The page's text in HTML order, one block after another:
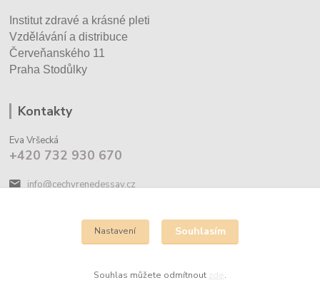
Institut zdravé a krásné pleti
Vzdělávání a distribuce
Červeňanského 11
Praha Stodůlky
Kontakty
Eva Vršecká
+420 732 930 670
info@cechyrenedessay.cz
Nastavení Souhlasím
Souhlas můžete odmítnout zde .